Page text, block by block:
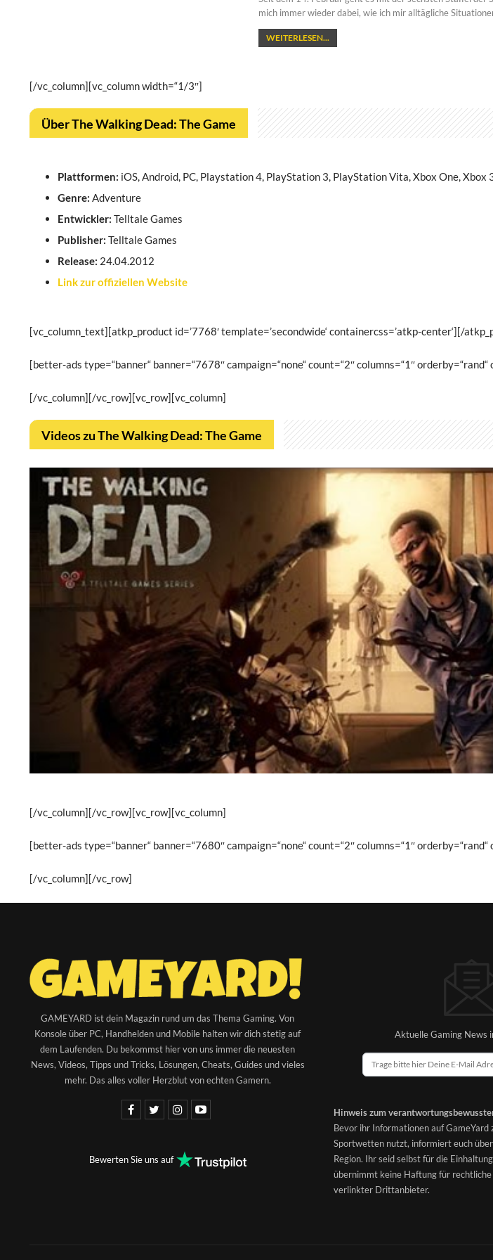
mich immer wieder dabei, wie ich mir alltägliche
WEITERLESEN...
[/vc_column][vc_column width=“1/3″]
Über The Walking Dead: The Game
Plattformen: iOS, Android, PC, Playstation 4, PlayStation 3, PlayStation Vita, Xbox One, Xbox
Genre: Adventure
Entwickler: Telltale Games
Publisher: Telltale Games
Release: 24.04.2012
Link zur offiziellen Website
[vc_column_text][atkp_product id=’7768′ template=’secondwide‘ containercss=’atkp-center‘][/
[better-ads type=“banner“ banner=“7678″ campaign=“none“ count=“2″ columns=“1″
[/vc_column][/vc_row][vc_row][vc_column]
Videos zu The Walking Dead: The Game
[/vc_column][/vc_row][vc_row][vc_column]
[better-ads type=“banner“ banner=“7680″ campaign=“none“ count=“2″ columns=“1″
[/vc_column][/vc_row]
GAMEYARD ist dein Magazin rund um das Thema Gaming. Von
Konsole über PC, Handhelden und Mobile halten wir dich stetig auf
dem Laufenden. Du bekommst hier von uns immer die neuesten
News, Videos, Tipps und Tricks, Lösungen, Cheats, Guides und vieles
mehr. Das alles voller Herzblut von echten Gamern.
Bewerten Sie uns auf
Aktuelle Gaming News
Hinweis zum
Bevor ihr Informationen auf GameYard
Sportwetten nutzt, informiert euch
Region. Ihr seid selbst für die
übernimmt keine Haftung für
verlinkter Drittanbieter.